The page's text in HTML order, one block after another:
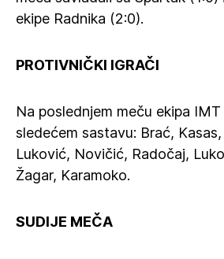
ekipe Radnika (2:0).
PROTIVNIČKI IGRAČI
Na poslednjem meču ekipa
sledećem sastavu: Brać,
Luković, Novičić, Radočaj,
Žagar, Karamoko.
SUDIJE MEČA